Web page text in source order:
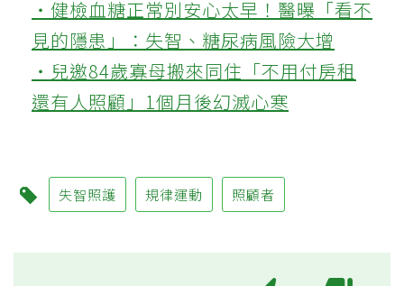
‧健檢血糖正常別安心太早！醫曝「看不
見的隱患」：失智、糖尿病風險大增
‧兒邀84歲寡母搬來同住「不用付房租
還有人照顧」1個月後幻滅心寒
失智照護 規律運動 照顧者